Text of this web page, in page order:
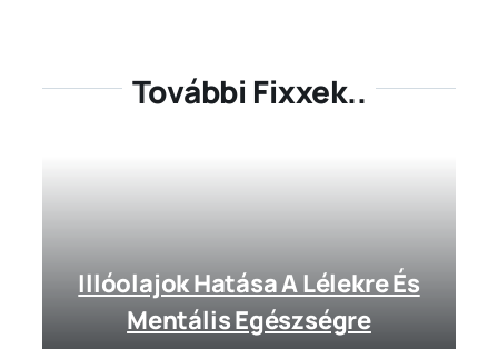
További Fixxek..
Illóolajok Hatása A Lélekre És
Mentális Egészségre